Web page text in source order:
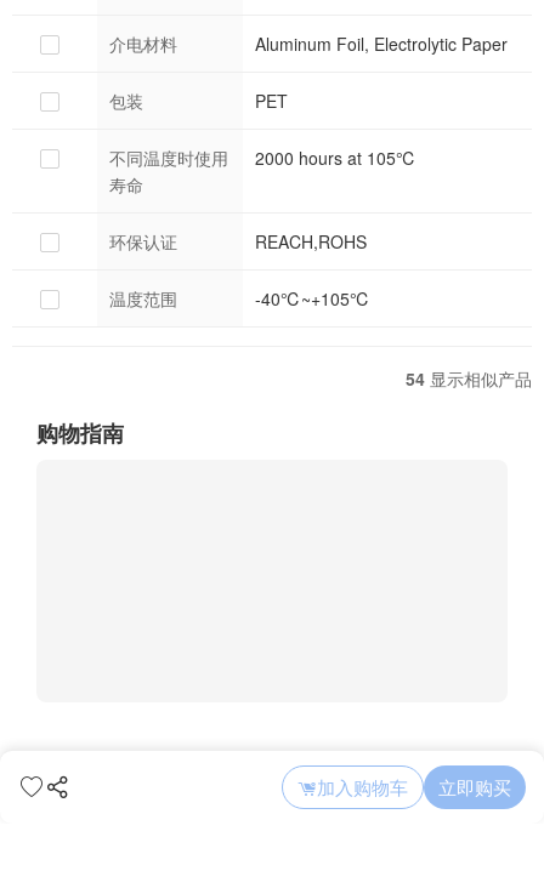
介电材料 Aluminum Foil, Electrolytic Paper
包装 PET
不同温度时使用
寿命
2000 hours at 105℃
环保认证 REACH,ROHS
温度范围 -40℃~+105℃
54 显示相似产品
购物指南
加入购物车 立即购买